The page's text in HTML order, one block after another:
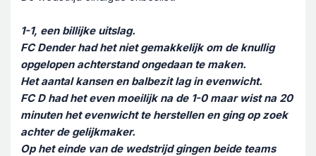
1-1, een billijke uitslag.
FC Dender had het niet gemakkelijk om de knullig
opgelopen achterstand ongedaan te maken.
Het aantal kansen en balbezit lag in evenwicht.
FC D had het even moeilijk na de 1-0 maar wist na 20
minuten het evenwicht te herstellen en ging op zoek
achter de gelijkmaker.
Op het einde van de wedstrijd gingen beide teams